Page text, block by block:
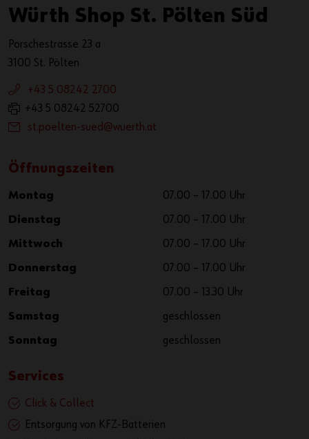
Würth Shop St. Pölten Süd
Porschestrasse 23 a
3100 St. Pölten
+43 5 08242 2700
+43 5 08242 52700
st.poelten-sued@wuerth.at
Öffnungszeiten
Montag 07.00 – 17.00 Uhr
Dienstag 07.00 – 17.00 Uhr
Mittwoch 07.00 – 17.00 Uhr
Donnerstag 07.00 – 17.00 Uhr
Freitag 07.00 – 13.30 Uhr
Samstag geschlossen
Sonntag geschlossen
Services
Click & Collect
Entsorgung von KFZ-Batterien